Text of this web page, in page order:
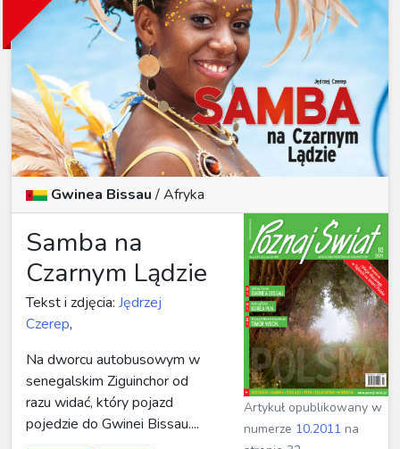
Gwinea Bissau/Afryka
Samba na
Czarnym Lądzie
Tekst i zdjęcia: Jędrzej
Czerep,
Na dworcu autobusowym w
senegalskim Ziguinchor od
razu widać, który pojazd
pojedzie do Gwinei Bissau....
Artykuł opublikowany w
numerze 10.2011 na